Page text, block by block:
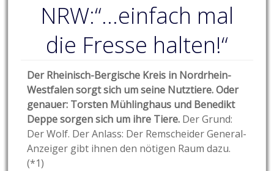
NRW:“…einfach mal
die Fresse halten!“
Der Rheinisch-Bergische Kreis in Nordrhein-
Westfalen sorgt sich um seine Nutztiere. Oder
genauer: Torsten Mühlinghaus und Benedikt
Deppe sorgen sich um ihre Tiere. Der Grund:
Der Wolf. Der Anlass: Der Remscheider General-
Anzeiger gibt ihnen den nötigen Raum dazu.
(*1)